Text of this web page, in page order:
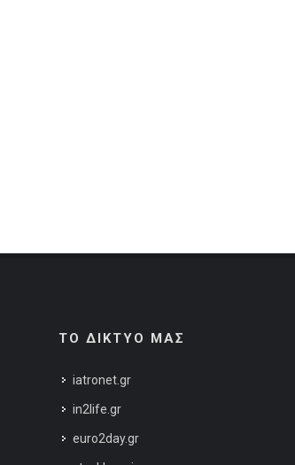
ΤΟ ΔΙΚΤΥΟ ΜΑΣ
iatronet.gr
in2life.gr
euro2day.gr